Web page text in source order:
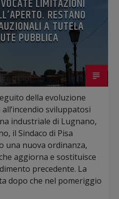
LIMITAZIONI
RESTANO
A TUTELA
PUBBLICA
della evoluzione
sviluppatosi
industriale di Lugnano,
il Sindaco di Pisa
una nuova ordinanza,
aggiorna e sostituisce
precedente. La
dopo che nel pomeriggio